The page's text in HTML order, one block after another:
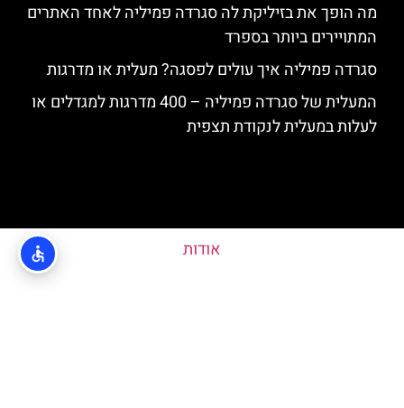
מה הופך את בזיליקת לה סגרדה פמיליה לאחד האתרים
המתויירים ביותר בספרד
סגרדה פמיליה איך עולים לפסגה? מעלית או מדרגות
המעלית של סגרדה פמיליה – 400 מדרגות למגדלים או
לעלות במעלית לנקודת תצפית
אודות